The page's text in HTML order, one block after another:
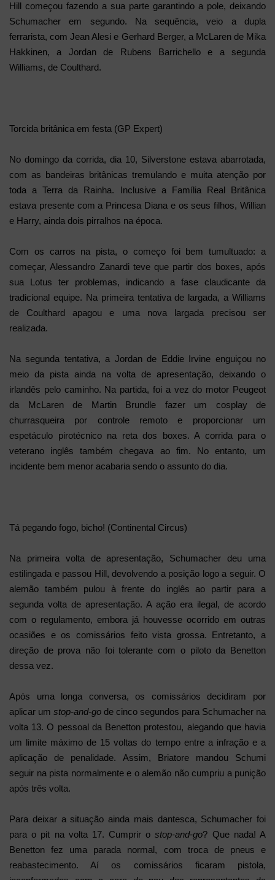
Hill começou fazendo a sua parte garantindo a pole, deixando
Schumacher em segundo. Na sequência, veio a dupla
ferrarista, com Jean Alesi e Gerhard Berger, a McLaren de Mika
Hakkinen, a Jordan de Rubens Barrichello e a segunda
Williams, de Coulthard.
Torcida britânica em festa (GP Expert)
No domingo da corrida, dia 10, Silverstone estava abarrotada,
com as bandeiras britânicas tremulando e muita atenção por
toda a Terra da Rainha. Inclusive a Família Real Britânica
estava presente com a Princesa Diana e os seus filhos, Willian
e Harry, ainda dois pirralhos na época.
Com os carros na pista, o começo foi bem tumultuado: a
começar, Alessandro Zanardi teve que partir dos boxes, após
sua Lotus ter problemas, indicando a fase claudicante da
tradicional equipe. Na primeira tentativa de largada, a Williams
de Coulthard apagou e uma nova largada precisou ser
realizada.
Na segunda tentativa, a Jordan de Eddie Irvine enguiçou no
meio da pista ainda na volta de apresentação, deixando o
irlandês pelo caminho. Na partida, foi a vez do motor Peugeot
da McLaren de Martin Brundle fazer um cosplay de
churrasqueira por controle remoto e proporcionar um
espetáculo pirotécnico na reta dos boxes. A corrida para o
veterano inglês também chegava ao fim. No entanto, um
incidente bem menor acabaria sendo o assunto do dia.
Tá pegando fogo, bicho! (Continental Circus)
Na primeira volta de apresentação, Schumacher deu uma
estilingada e passou Hill, devolvendo a posição logo a seguir. O
alemão também pulou à frente do inglês ao partir para a
segunda volta de apresentação. A ação era ilegal, de acordo
com o regulamento, embora já houvesse ocorrido em outras
ocasiões e os comissários feito vista grossa. Entretanto, a
direção de prova não foi tolerante com o piloto da Benetton
dessa vez.
Após uma longa conversa, os comissários decidiram por
aplicar um stop-and-go de cinco segundos para Schumacher na
volta 13. O pessoal da Benetton protestou, alegando que havia
um limite máximo de 15 voltas do tempo entre a infração e a
aplicação de penalidade. Assim, Briatore mandou Schumi
seguir na pista normalmente e o alemão não cumpriu a punição
após três volta.
Para deixar a situação ainda mais dantesca, Schumacher foi
para o pit na volta 17. Cumprir ostop-and-go? Que nada! A
Benetton fez uma parada normal, com troca de pneus e
reabastecimento. Aí os comissários ficaram pistola,